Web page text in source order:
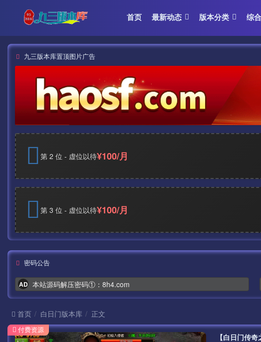
首页 最新动态 版本分类 综
九三版本库置顶图片广告
第 2 位 - 虚位以待¥100/月
第 3 位 - 虚位以待¥100/月
密码公告
AD 本站源码解压密码①：8h4.com
首页 白日门版本库 正文
付费资源